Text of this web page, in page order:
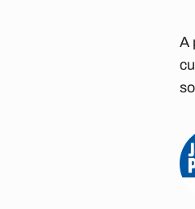
A